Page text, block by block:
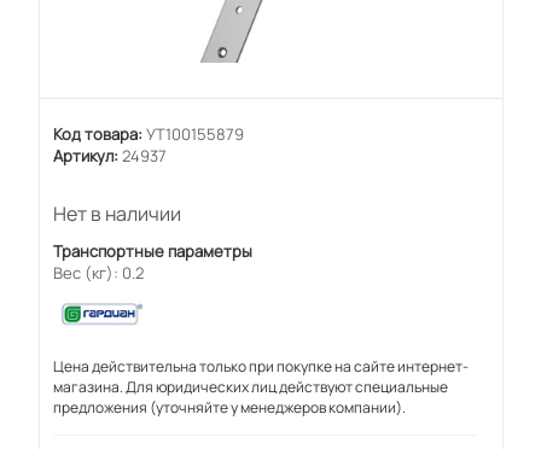
Код товара: УТ100155879
Артикул: 24937
Нет в наличии
Транспортные параметры
Вес (кг): 0.2
Цена действительна только при покупке на сайте интернет-
магазина. Для юридических лиц действуют специальные
предложения (уточняйте у менеджеров компании).